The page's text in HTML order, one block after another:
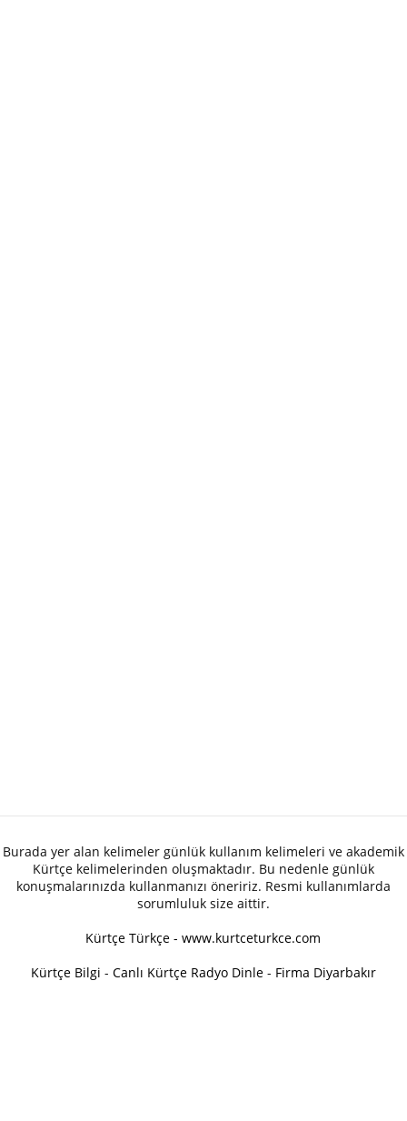
Burada yer alan kelimeler günlük kullanım kelimeleri ve akademik
Kürtçe kelimelerinden oluşmaktadır. Bu nedenle günlük
konuşmalarınızda kullanmanızı öneririz. Resmi kullanımlarda
sorumluluk size aittir.
Kürtçe Türkçe - www.kurtceturkce.com
Kürtçe Bilgi - Canlı Kürtçe Radyo Dinle - Firma Diyarbakır